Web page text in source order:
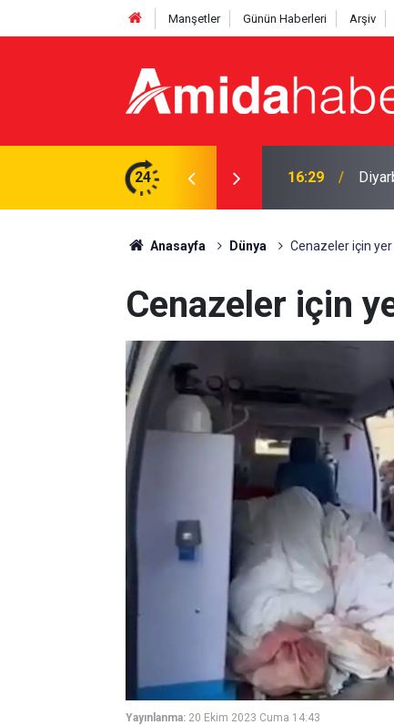
Manşetler Günün Haberleri Arşiv
24
2’si tutuklandı 16:09
Anasayfa Dünya Cenazeler için yer
Cenazeler için
Yayınlanma: 20 Ekim 2023 Cuma 14:43